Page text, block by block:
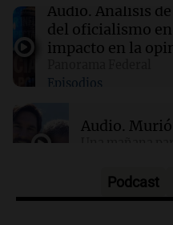
10:18 Una mañana para
Murió Jorge Messi
Audio. Análisis
del oficialismo
impacto en la
Episodios
Audio. Murió
Audio.Mateo, a
Podcast